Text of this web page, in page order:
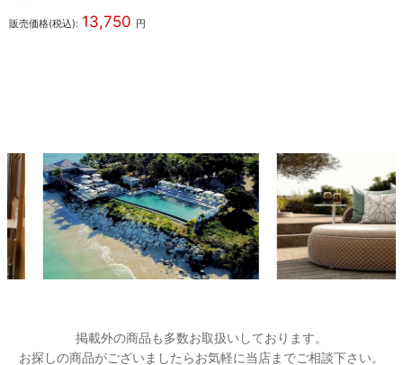
販売価格(税込): 13,750 円
掲載外の商品も多数お取扱いしております。
お探しの商品がございましたらお気軽に当店までご相談下さい。